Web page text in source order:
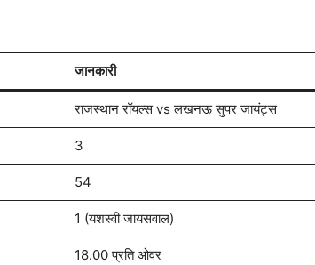
जानकारी
राजस्थान रॉयल्स vs लखनऊ सुपर जायंट्स
3
54
1 (यशस्वी जायसवाल)
18.00 प्रति ओवर